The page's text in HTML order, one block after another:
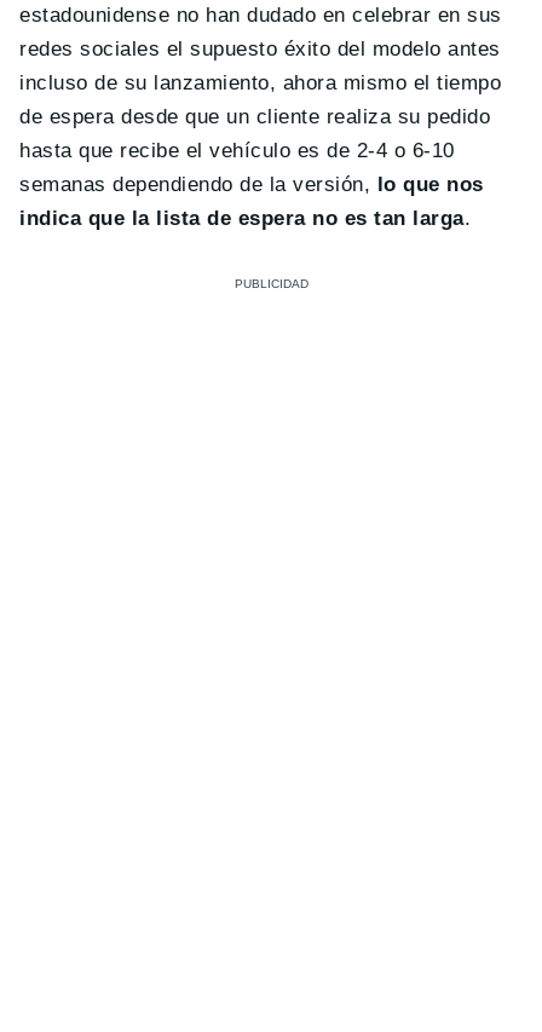
estadounidense no han dudado en celebrar en sus
redes sociales el supuesto éxito del modelo antes
incluso de su lanzamiento, ahora mismo el tiempo
de espera desde que un cliente realiza su pedido
hasta que recibe el vehículo es de 2-4 o 6-10
semanas dependiendo de la versión, lo que nos
indica que la lista de espera no es tan larga.